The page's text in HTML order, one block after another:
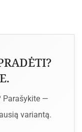
Parašykite —
variantą.